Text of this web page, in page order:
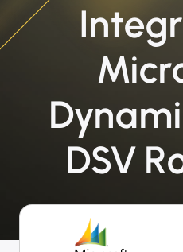
DSV